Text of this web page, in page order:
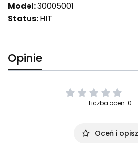
Model:30005001
Status:HIT
Opinie
Liczba ocen: 0
Oceń i opisz